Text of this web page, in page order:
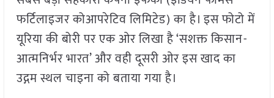
फर्टिलाइजर कोआपरेटिव लिमिटेड) का है। इस फोटो में
यूरिया की बोरी पर एक ओर लिखा है ‘सशक्त किसान-
आत्मनिर्भर भारत’ और वही दूसरी ओर इस खाद का
उद्गम स्थल चाइना को बताया गया है।